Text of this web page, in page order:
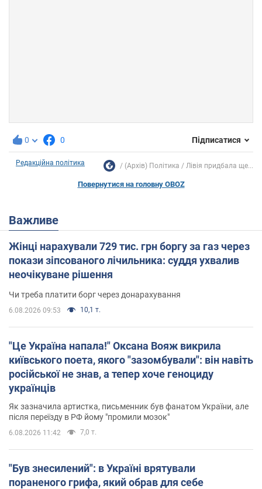
0 0 Підписатися
Редакційна політика (Архів) Політика Лівія придбала ще...
Повернутися на головну OBOZ
Важливе
Жінці нарахували 729 тис. грн боргу за газ через
покази зіпсованого лічильника: суддя ухвалив
неочікуване рішення
Чи треба платити борг через донарахування
6.08.2026 09:53 10,1 т.
"Це Україна напала!" Оксана Вояж викрила
київського поета, якого "зазомбували": він навіть
російської не знав, а тепер хоче геноциду
українців
Як зазначила артистка, письменник був фанатом України, але
після переїзду в РФ йому "промили мозок"
6.08.2026 11:42 7,0 т.
"Був знесилений": в Україні врятували
пораненого грифа, який обрав для себе